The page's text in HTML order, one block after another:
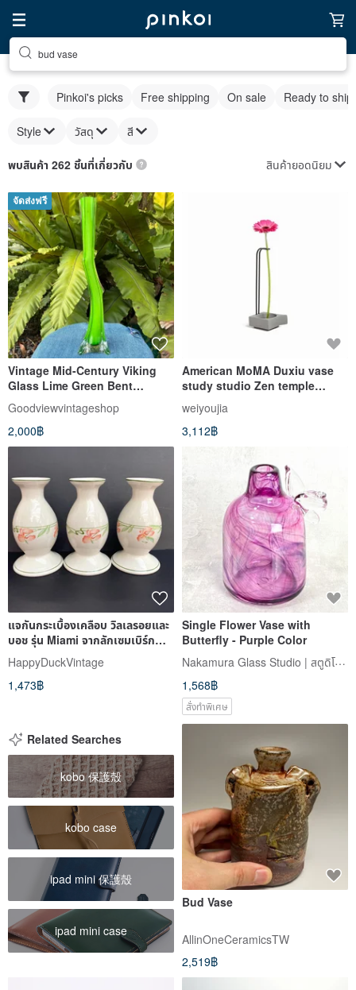
bud vase
Pinkoi's picks Free shipping On sale Ready to ship
Style วัสดุ สี
พบสินค้า 262 ชิ้นที่เกี่ยวกับ สินค้ายอดนิยม
จัดส่งฟรี
Vintage Mid-Century Viking
Glass Lime Green Bent
Branch Bud Vase
Goodviewvintageshop
2,000฿
American MoMA Duxiu vase
study studio Zen temple
simple flower arrangement
single flower vase decoration
gift
weiyoujia
3,112฿
แจกันกระเบื้องเคลือบ วิลเลรอยและ
บอช รุ่น Miami จากลักเซมเบิร์ก
1980 |
HappyDuckVintage
1,473฿
Single Flower Vase with
Butterfly - Purple Color
Nakamura Glass Studio | สตูดิโอนากามูระกลาส
1,568฿
สั่งทำพิเศษ
Related Searches
kobo 保護殼
kobo case
ipad mini 保護殼
ipad mini case
Bud Vase
AllinOneCeramicsTW
2,519฿